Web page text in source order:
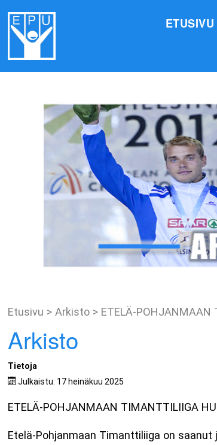
ETUSIVU
Etusivu > Arkisto > ETELÄ-POHJANMAAN
Arkisto
Tietoja
Julkaistu: 17 heinäkuu 2025
ETELÄ-POHJANMAAN TIMANTTILIIGA
Etelä-Pohjanmaan Timanttiliiga on